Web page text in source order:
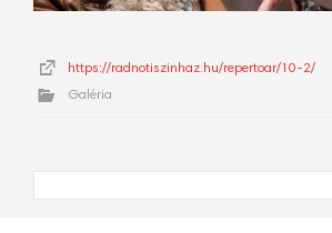
https://radnotiszinhaz.hu/repertoar/10-2/
Galéria